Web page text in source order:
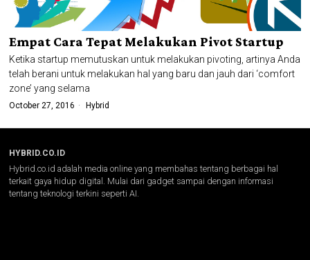
Empat Cara Tepat Melakukan Pivot Startup
Ketika startup memutuskan untuk melakukan pivoting, artinya Anda
telah berani untuk melakukan hal yang baru dan jauh dari ‘comfort
zone’ yang selama
October 27, 2016 Hybrid
HYBRID.CO.ID
Hybrid.co.id adalah media online yang membahas tentang berbagai hal
terkait gaya hidup digital. Mulai dari gadget sampai dengan informasi
tentang teknologi terkini seperti AI.